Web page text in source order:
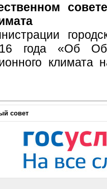
года «Об
климата
совет